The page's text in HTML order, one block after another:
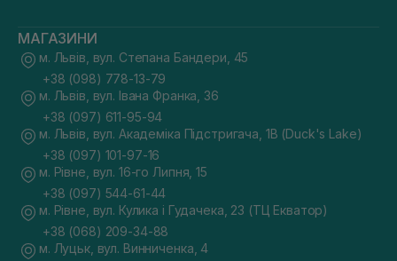
МАГАЗИНИ
м. Львів, вул. Степана Бандери, 45
+38 (098) 778-13-79
м. Львів, вул. Івана Франка, 36
+38 (097) 611-95-94
м. Львів, вул. Академіка Підстригача, 1В (Duck's Lake)
+38 (097) 101-97-16
м. Рівне, вул. 16-го Липня, 15
+38 (097) 544-61-44
м. Рівне, вул. Кулика і Гудачека, 23 (ТЦ Екватор)
+38 (068) 209-34-88
м. Луцьк, вул. Винниченка, 4